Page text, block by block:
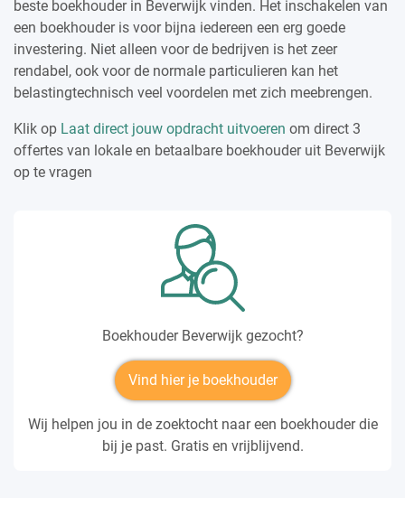
beste boekhouder in Beverwijk vinden. Het inschakelen van
een boekhouder is voor bijna iedereen een erg goede
investering. Niet alleen voor de bedrijven is het zeer
rendabel, ook voor de normale particulieren kan het
belastingtechnisch veel voordelen met zich meebrengen.
Klik op Laat direct jouw opdracht uitvoeren om direct 3
offertes van lokale en betaalbare boekhouder uit Beverwijk
op te vragen
Boekhouder Beverwijk gezocht?
Vind hier je boekhouder
Wij helpen jou in de zoektocht naar een boekhouder die
bij je past. Gratis en vrijblijvend.